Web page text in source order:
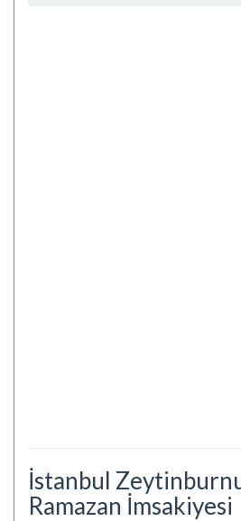
İstanbul
Ramazan İmsakiyesi